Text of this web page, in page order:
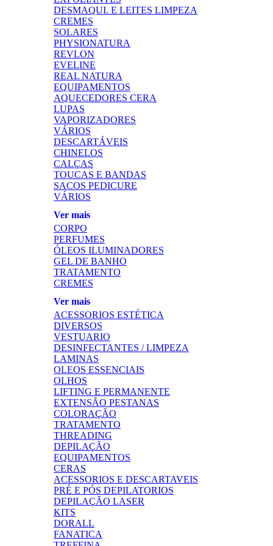
DESMAQUI. E LEITES LIMPEZA
CREMES
SOLARES
PHYSIONATURA
REVLON
EVELINE
REAL NATURA
EQUIPAMENTOS
AQUECEDORES CERA
LUPAS
VAPORIZADORES
VÁRIOS
DESCARTÁVEIS
CHINELOS
CALÇAS
TOUCAS E BANDAS
SACOS PEDICURE
VÁRIOS
Ver mais
CORPO
PERFUMES
ÓLEOS ILUMINADORES
GEL DE BANHO
TRATAMENTO
CREMES
Ver mais
ACESSORIOS ESTÉTICA
DIVERSOS
VESTUARIO
DESINFECTANTES / LIMPEZA
LAMINAS
OLEOS ESSENCIAIS
OLHOS
LIFTING E PERMANENTE
EXTENSÃO PESTANAS
COLORAÇÃO
TRATAMENTO
THREADING
DEPILAÇÃO
EQUIPAMENTOS
CERAS
ACESSORIOS E DESCARTAVEIS
PRÉ E PÓS DEPILATORIOS
DEPILAÇÃO LASER
KITS
DORALL
FANATICA